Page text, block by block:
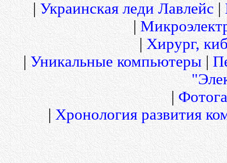
|Украинская леди Лавлейс|
|
|Хирург,
|Уникальные компьютеры|
|
|Хронология развития